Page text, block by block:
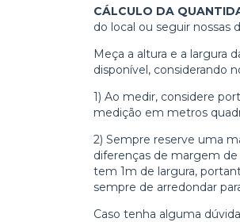
CÁLCULO DA
do local ou seguir nossas
Meça a altura e a largura
disponível, considerando
1) Ao medir, considere
medição em metros
2) Sempre reserve uma
diferenças de margem de
tem 1m de largura,
sempre de arredondar
Caso tenha alguma